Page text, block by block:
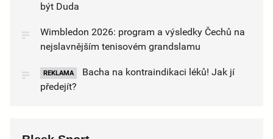
být Duda
Wimbledon 2026: program a výsledky Čechů na
nejslavnějším tenisovém grandslamu
REKLAMA
Bacha na kontraindikaci léků! Jak jí
předejít?